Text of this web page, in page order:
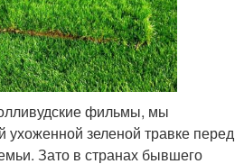
фильмы, мы
ухоженной зеленой травке перед
Зато в странах бывшего